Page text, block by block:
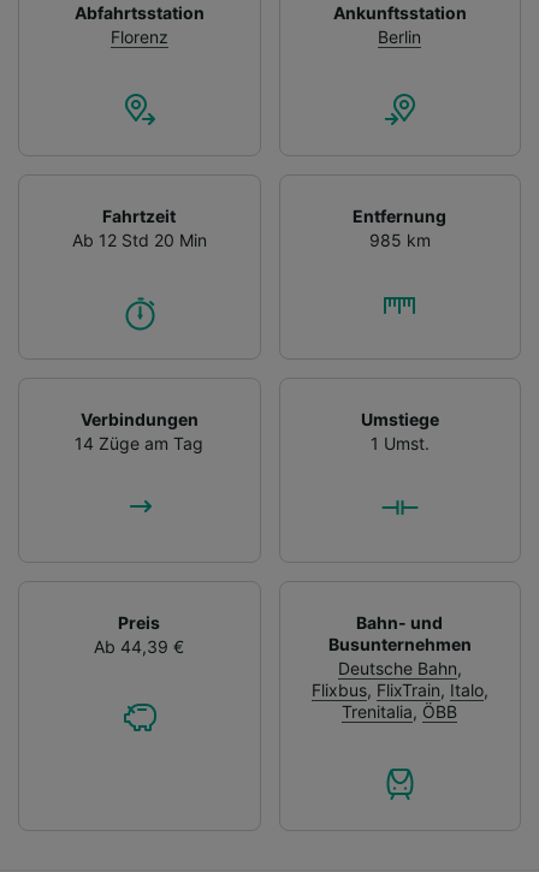
Abfahrtsstation
Florenz
Ankunftsstation
Berlin
Fahrtzeit
Ab 12 Std 20 Min
Entfernung
985 km
Verbindungen
14 Züge am Tag
Umstiege
1 Umst.
Preis
Ab 44,39 €
Bahn- und
Busunternehmen
Deutsche Bahn,
Flixbus, FlixTrain, Italo,
Trenitalia, ÖBB